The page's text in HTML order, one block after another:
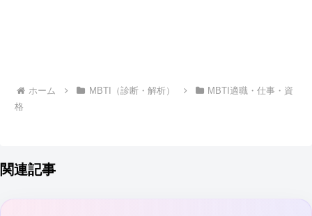
ホーム MBTI（診断・解析）
MBTI適職・仕事・資
格
関連記事